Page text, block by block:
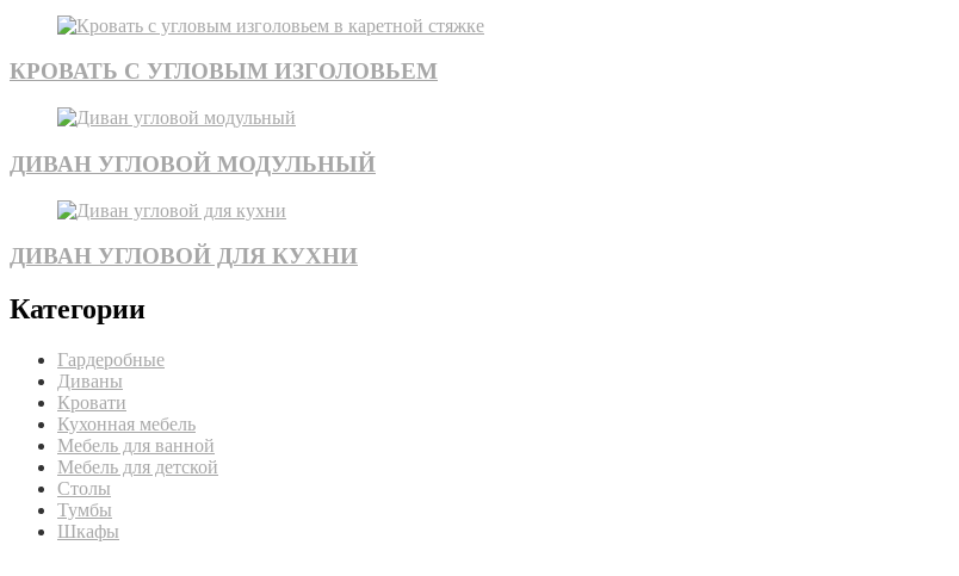
КРОВАТЬ С УГЛОВЫМ ИЗГОЛОВЬЕМ
ДИВАН УГЛОВОЙ МОДУЛЬНЫЙ
ДИВАН УГЛОВОЙ ДЛЯ КУХНИ
Категории
Гардеробные
Диваны
Кровати
Кухонная мебель
Мебель для ванной
Мебель для детской
Столы
Тумбы
Шкафы